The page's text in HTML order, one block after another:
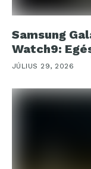
Samsung
Watch9:
JÚLIUS 29, 2026